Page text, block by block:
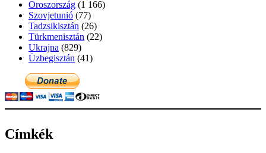
Oroszország (1 166)
Szovjetunió (77)
Tadzsikisztán (26)
Türkmenisztán (22)
Ukrajna (829)
Üzbegisztán (41)
Címkék